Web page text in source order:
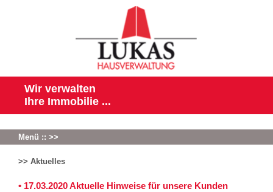
Wir verwalten
Ihre Immobilie ...
Menü :: >>
>> Aktuelles
• 17.03.2020 Aktuelle Hinweise für unsere Kunden